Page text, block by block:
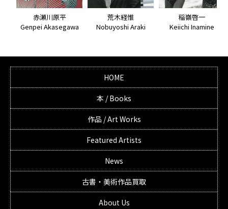
赤瀬川原平
Genpei Akasegawa
荒木経惟
Nobuyoshi Araki
稲嶺啓一
Keiichi Inamine
HOME
本 / Books
作品 / Art Works
Featured Artists
News
古書・美術作品買取
About Us